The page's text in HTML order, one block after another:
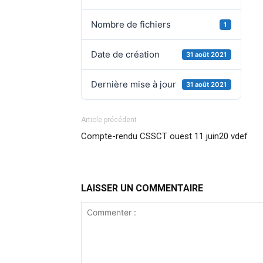
Nombre de fichiers 1
Date de création 31 août 2021
Dernière mise à jour 31 août 2021
Article précédent
Compte-rendu CSSCT ouest 11 juin20 vdef
LAISSER UN COMMENTAIRE